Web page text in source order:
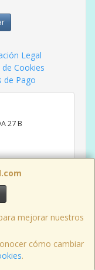
mejorar nuestros
cómo cambiar
.
Legal
Cookies
de Pago
27 B
HORAS TARDES
- Tfno: